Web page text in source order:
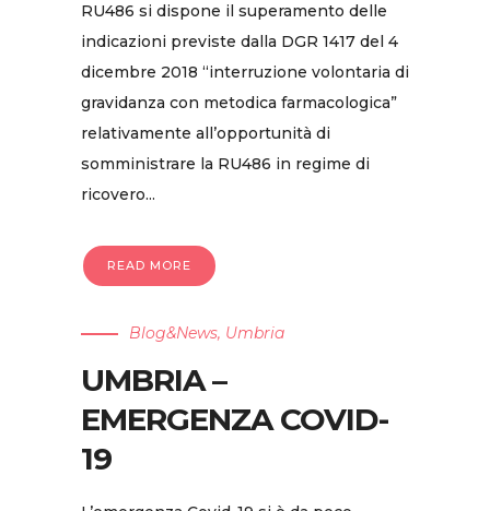
RU486 si dispone il superamento delle
indicazioni previste dalla DGR 1417 del 4
dicembre 2018 “interruzione volontaria di
gravidanza con metodica farmacologica”
relativamente all’opportunità di
somministrare la RU486 in regime di
ricovero...
READ MORE
Blog&News, Umbria
UMBRIA –
EMERGENZA COVID-
19